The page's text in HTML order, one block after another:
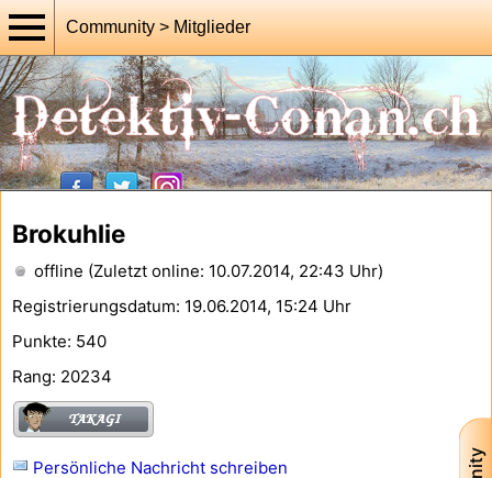
Community > Mitglieder
Brokuhlie
offline (Zuletzt online: 10.07.2014, 22:43 Uhr)
Registrierungsdatum: 19.06.2014, 15:24 Uhr
Punkte: 540
Rang: 20234
Persönliche Nachricht schreiben